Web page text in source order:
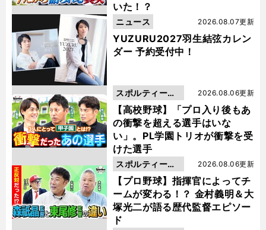
いた！？
YUZURU2027羽生結弦カレン
ダー 予約受付中！
2026.08.07更新
ニュース
【高校野球】「プロ入り後もあ
の衝撃を超える選手はいな
い」。PL学園トリオが衝撃を受
けた選手
2026.08.06更新
スポルティーバ
動画
【プロ野球】指揮官によってチ
ームが変わる！？ 金村義明＆大
塚光二が語る歴代監督エピソー
ド
2026.08.06更新
スポルティーバ
動画